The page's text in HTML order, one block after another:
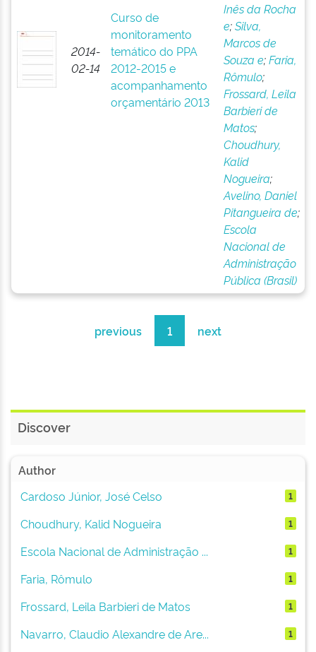
2014-
02-14
Curso de
monitoramento
temático do PPA
2012-2015 e
acompanhamento
orçamentário 2013
Inês da Rocha
e;Silva,
Marcos de
Souza e;Faria,
Rômulo;
Frossard, Leila
Barbieri de
Matos;
Choudhury,
Kalid
Nogueira;
Avelino, Daniel
Pitangueira de;
Escola
Nacional de
Administração
Pública (Brasil)
previous 1 next
Discover
Author
Cardoso Júnior, José Celso
1
Choudhury, Kalid Nogueira 1
Escola Nacional de Administração ... 1
Faria, Rômulo 1
Frossard, Leila Barbieri de Matos 1
Navarro, Claudio Alexandre de Are... 1